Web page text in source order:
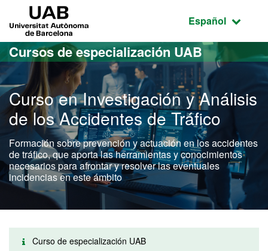
Acceso al contenido principal
Acceso a la navegación de la página
Idioma
Español
Cursos de especialización UAB
Curso en Investigación y Análisis
de los Accidentes de Tráfico
Formación sobre prevención y actuación en los accidentes
de tráfico, que aporta las herramientas y conocimientos
necesarios para afrontar y resolver las eventuales
incidencias en este ámbito
Curso de especialización UAB